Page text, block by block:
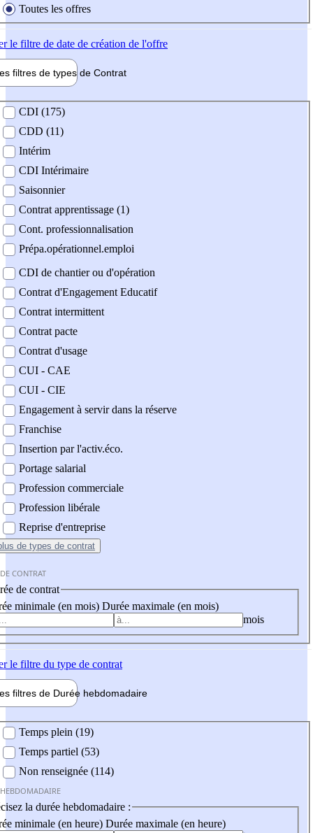
Toutes les offres
le filtre de date de création de l'offre
filtres de types de Contrat
contrat
CDI (175)
CDD (11)
Intérim
CDI Intérimaire
Saisonnier
Contrat apprentissage (1)
Cont. professionnalisation
Prépa.opérationnel.emploi
CDI de chantier ou d'opération
Contrat d'Engagement Educatif
Contrat intermittent
Contrat pacte
Contrat d'usage
CUI - CAE
CUI - CIE
Engagement à servir dans la réserve
Franchise
Insertion par l'activ.éco.
Portage salarial
Profession commerciale
Profession libérale
Reprise d'entreprise
de types de contrat
CONTRAT
de contrat
minimale (en mois) Durée maximale (en mois)
mois
le filtre du type de contrat
filtres de Durée hebdomadaire
Temps plein (19)
Temps partiel (53)
Non renseignée (114)
la durée hebdomadaire :
minimale (en heure) Durée maximale (en heure)